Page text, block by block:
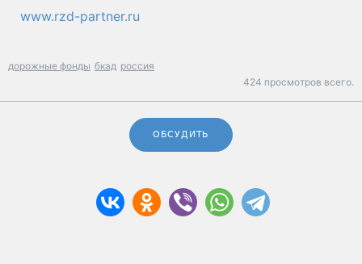
www.rzd-partner.ru
дорожные фонды бкад россия
424 просмотров всего.
ОБСУДИТЬ